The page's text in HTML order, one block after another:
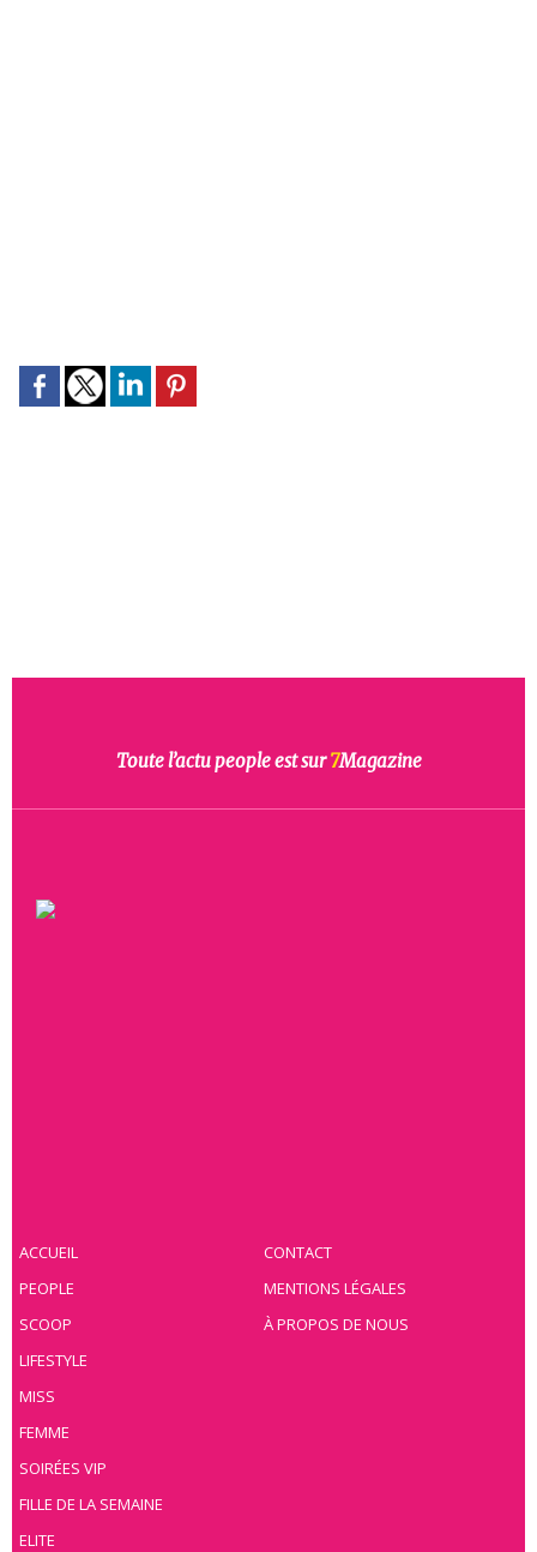
Toute l’actu people est sur7Magazine
ACCUEIL
PEOPLE
SCOOP
LIFESTYLE
MISS
FEMME
SOIRÉES VIP
FILLE DE LA SEMAINE
ELITE
CONTACT
MENTIONS LÉGALES
À PROPOS DE NOUS